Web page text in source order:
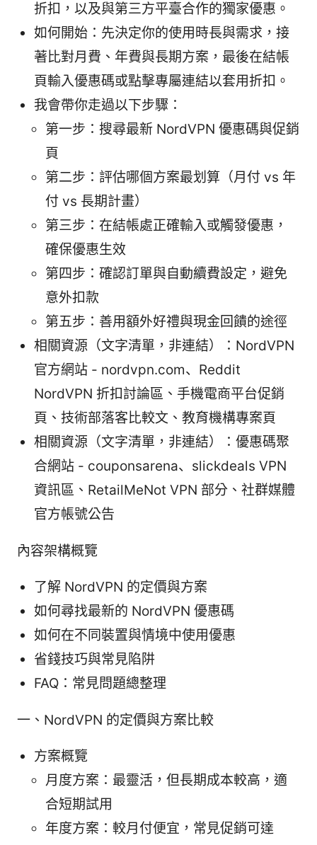
折扣，以及與第三方平臺合作的獨家優惠。
如何開始：先決定你的使用時長與需求，接
著比對月費、年費與長期方案，最後在結帳
頁輸入優惠碼或點擊專屬連結以套用折扣。
我會帶你走過以下步驟：
第一步：搜尋最新 NordVPN 優惠碼與促銷
頁
第二步：評估哪個方案最划算（月付 vs 年
付 vs 長期計畫）
第三步：在結帳處正確輸入或觸發優惠，
確保優惠生效
第四步：確認訂單與自動續費設定，避免
意外扣款
第五步：善用額外好禮與現金回饋的途徑
相關資源（文字清單，非連結）：NordVPN
官方網站 - nordvpn.com、Reddit
NordVPN 折扣討論區、手機電商平台促銷
頁、技術部落客比較文、教育機構專案頁
相關資源（文字清單，非連結）：優惠碼聚
合網站 - couponsarena、slickdeals VPN
資訊區、RetailMeNot VPN 部分、社群媒體
官方帳號公告
內容架構概覽
了解 NordVPN 的定價與方案
如何尋找最新的 NordVPN 優惠碼
如何在不同裝置與情境中使用優惠
省錢技巧與常見陷阱
FAQ：常見問題總整理
一、NordVPN 的定價與方案比較
方案概覽
月度方案：最靈活，但長期成本較高，適
合短期試用
年度方案：較月付便宜，常見促銷可達